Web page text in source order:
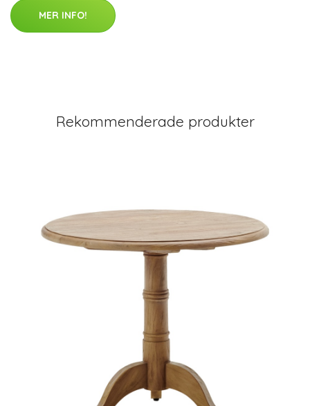
MER INFO!
Rekommenderade produkter